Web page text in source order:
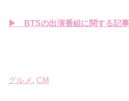
▶ BTSの出演番組に関する記事
グルメ , CM